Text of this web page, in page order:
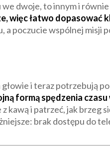
dwoje, to innym i
więc łatwo dopasować
a poczucie wspólnej misji
i teraz potrzebują
formą spędzenia
kawą i patrzeć, jak brzeg
brak dostępu do